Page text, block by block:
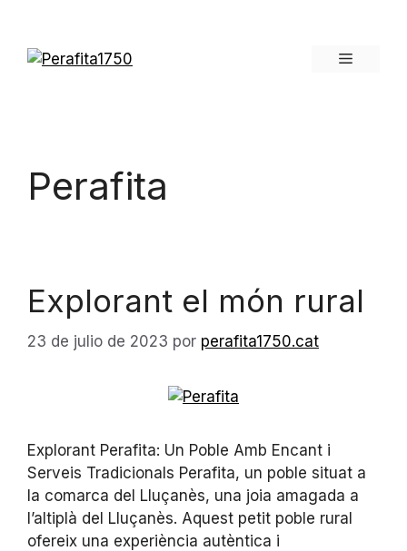
Perafita
Explorant el món rural
23 de julio de 2023 por perafita1750.cat
Explorant Perafita: Un Poble Amb Encant i
Serveis Tradicionals Perafita, un poble situat a
la comarca del Lluçanès, una joia amagada a
l’altiplà del Lluçanès. Aquest petit poble rural
ofereix una experiència autèntica i